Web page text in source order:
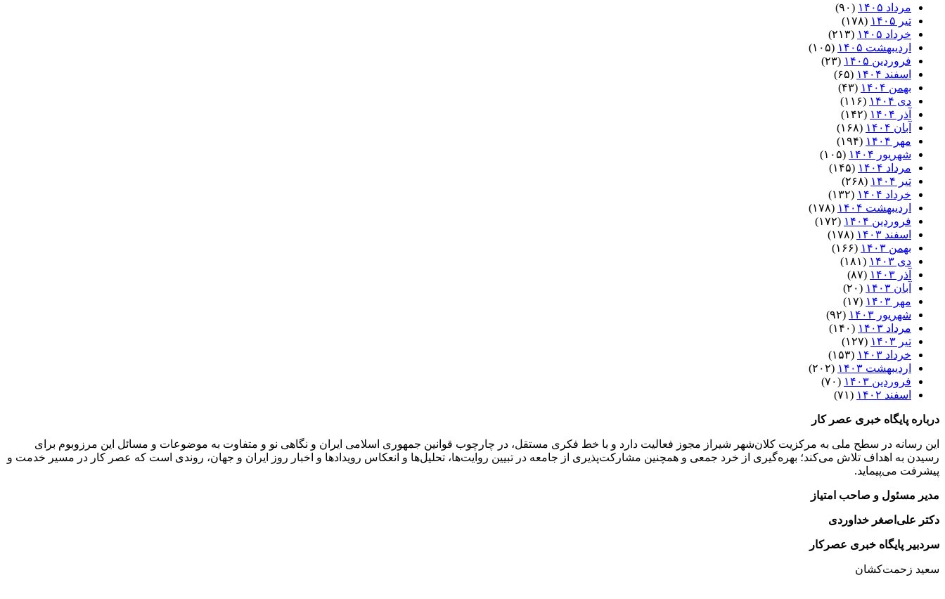
مرداد ۱۴۰۵
(۹۰)
تیر ۱۴۰۵
(۱۷۸)
خرداد ۱۴۰۵
(۲۱۳)
اردیبهشت ۱۴۰۵
(۱۰۵)
فروردین ۱۴۰۵
(۲۳)
اسفند ۱۴۰۴
(۶۵)
بهمن ۱۴۰۴
(۴۳)
دی ۱۴۰۴
(۱۱۶)
آذر ۱۴۰۴
(۱۴۲)
آبان ۱۴۰۴
(۱۶۸)
مهر ۱۴۰۴
(۱۹۴)
شهریور ۱۴۰۴
(۱۰۵)
مرداد ۱۴۰۴
(۱۴۵)
تیر ۱۴۰۴
(۲۶۸)
خرداد ۱۴۰۴
(۱۳۲)
اردیبهشت ۱۴۰۴
(۱۷۸)
فروردین ۱۴۰۴
(۱۷۲)
اسفند ۱۴۰۳
(۱۷۸)
بهمن ۱۴۰۳
(۱۶۶)
دی ۱۴۰۳
(۱۸۱)
آذر ۱۴۰۳
(۸۷)
آبان ۱۴۰۳
(۲۰)
مهر ۱۴۰۳
(۱۷)
شهریور ۱۴۰۳
(۹۲)
مرداد ۱۴۰۳
(۱۴۰)
تیر ۱۴۰۳
(۱۲۷)
خرداد ۱۴۰۳
(۱۵۳)
اردیبهشت ۱۴۰۳
(۲۰۲)
فروردین ۱۴۰۳
(۷۰)
اسفند ۱۴۰۲
(۷۱)
درباره پایگاه خبری عصر کار
این رسانه در سطح ملی به مرکزیت کلان‌شهر شیراز مجوز فعالیت دارد و با خط فکری مستقل، در چارچوب قوانین جمهوری اسلامی ایران و نگاهی نو و متفاوت به موضوعات ‌و مسائل این مرزوبوم برای
رسیدن به اهداف تلاش می‌کند؛ بهره‌گیری از خرد جمعی و همچنین مشارکت‌پذیری از جامعه در تبیین روایت‌ها، تحلیل‌ها و انعکاس رویدادها و اخبار روز ایران و جهان، روندی است که عصر کار در مسیر خدمت و
پیشرفت می‌پیماید.
مدیر مسئول و صاحب امتیاز
دکتر علی‌اصغر خداوردی
سردبیر پایگاه خبری عصرکار
سعید زحمت‌کشان